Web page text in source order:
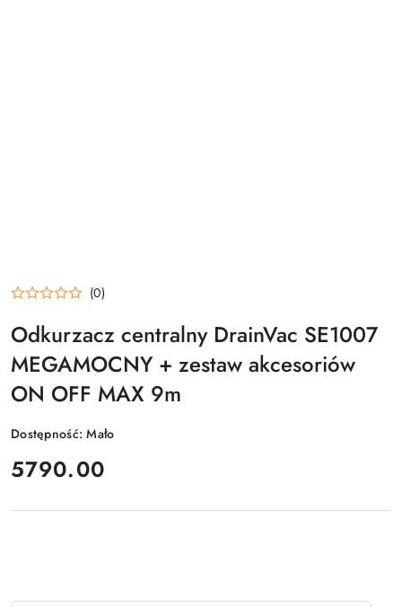
(0)
Odkurzacz centralny DrainVac SE1007
MEGAMOCNY + zestaw akcesoriów
ON OFF MAX 9m
Dostępność:Mało
cena:
5790.00